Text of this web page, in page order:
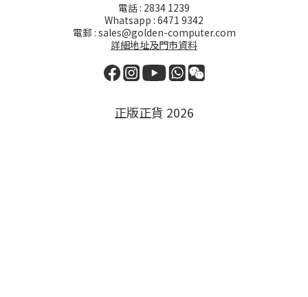
電話 : 2834 1239
Whatsapp : 6471 9342
電郵 : sales@golden-computer.com
詳細地址及門市資料
正版正貨 2026